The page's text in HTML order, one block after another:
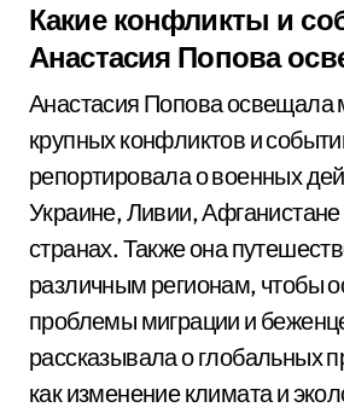
Какие конфликты и
Анастасия Попова
Анастасия Попова освещала
крупных конфликтов и
репортировала о военных
Украине, Ливии, Афганистане
странах. Также она
различным регионам, чтобы
проблемы миграции и
рассказывала о глобальных
как изменение климата и